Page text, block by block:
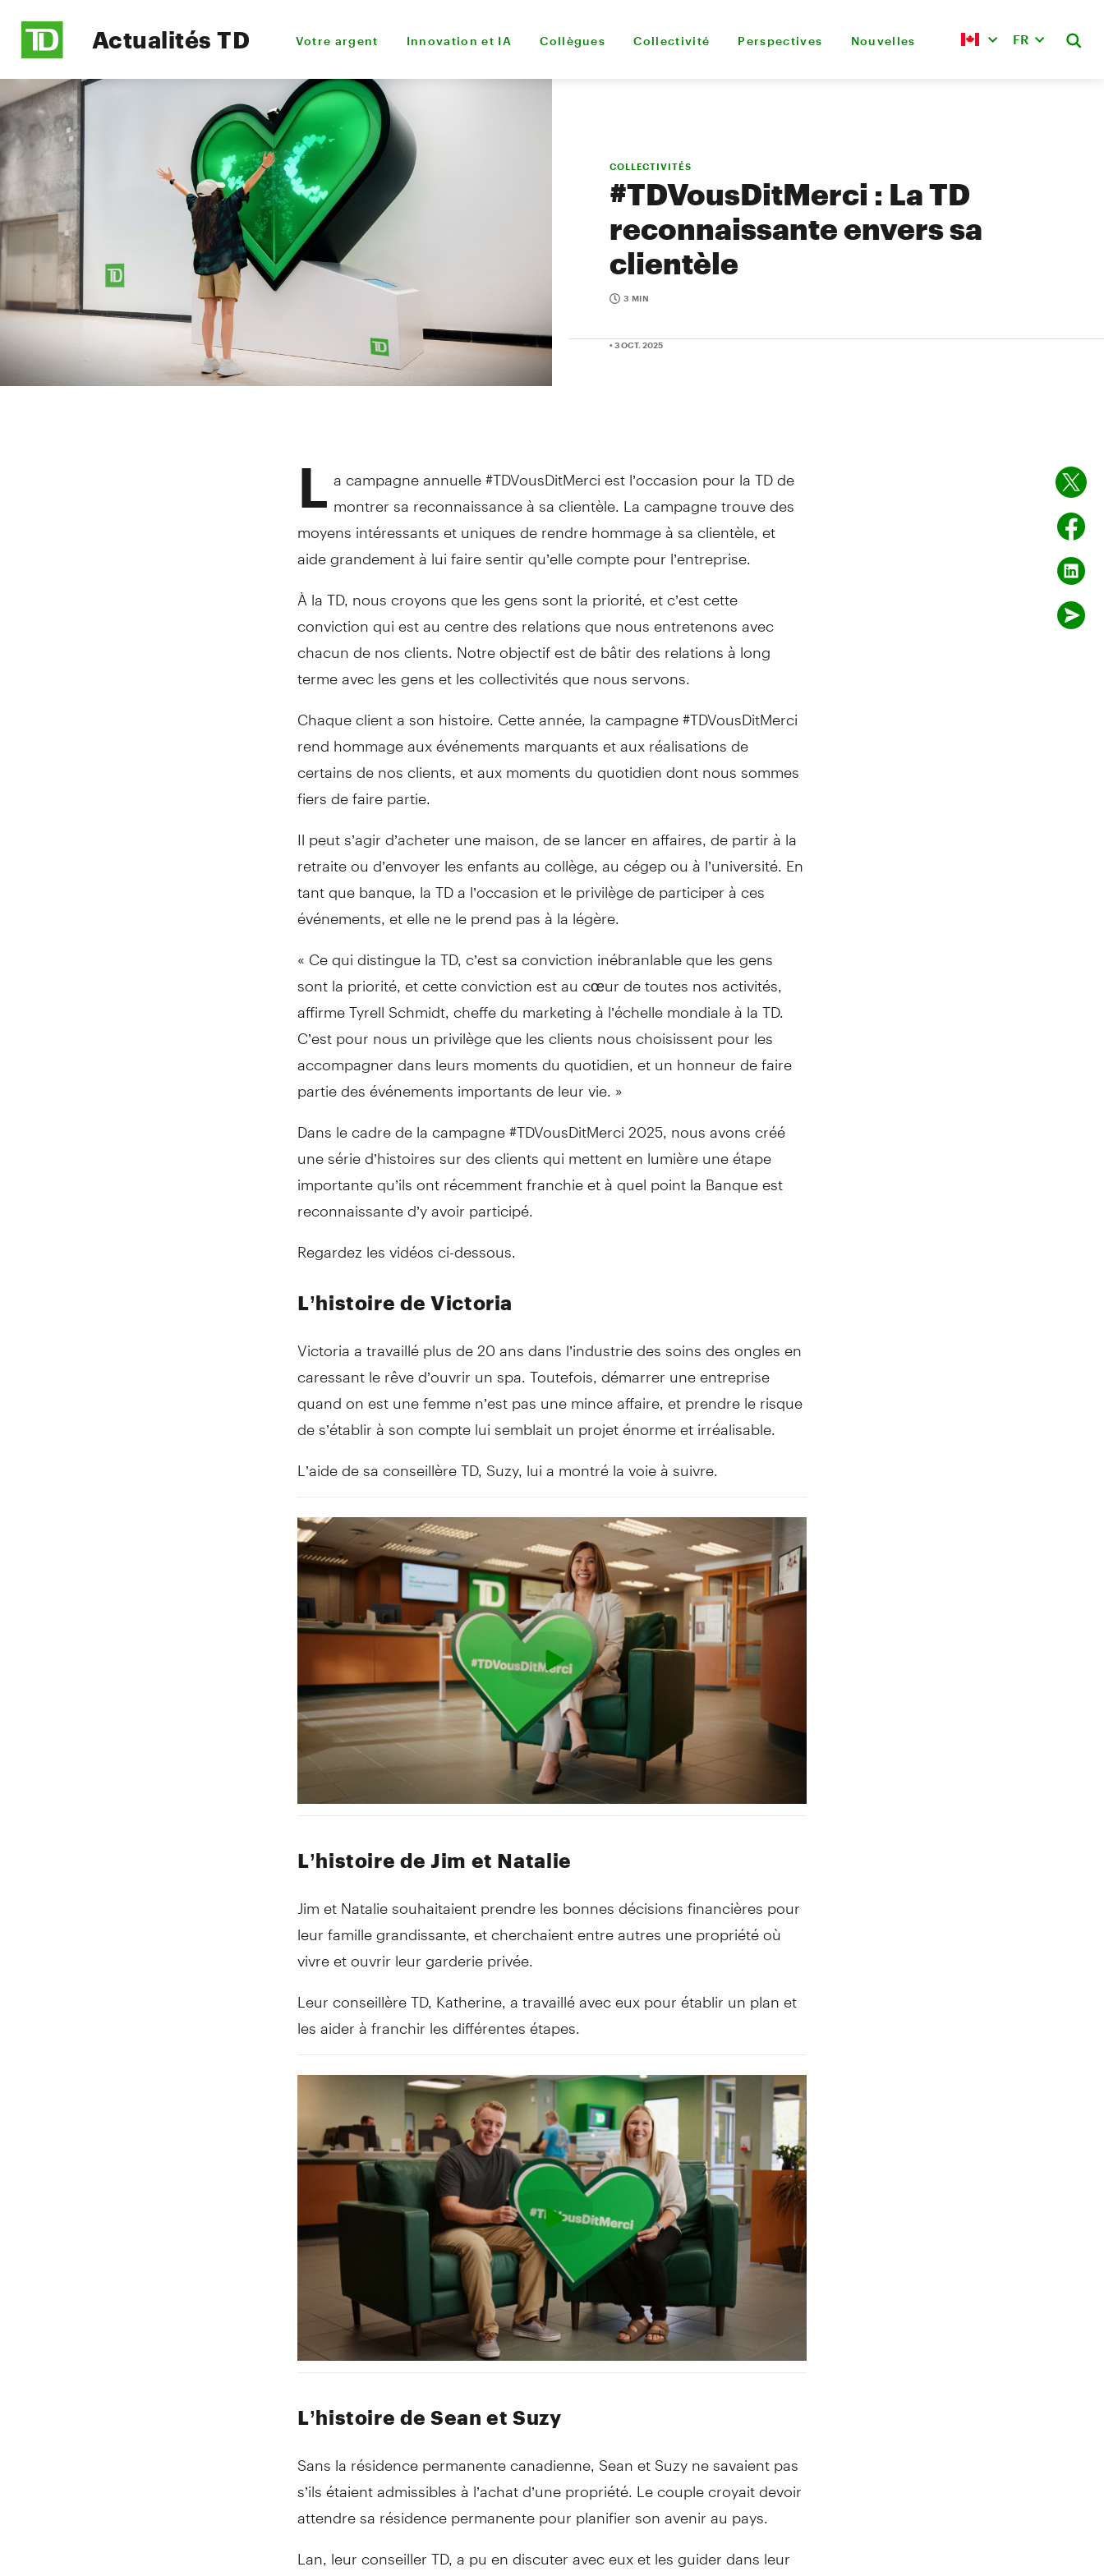
Actualités TD Votre argent Innovation et IA Collègues Collectivité Perspectives Nouvelles FR
COLLECTIVITÉS
#TDVousDitMerci : La TD
reconnaissante envers sa
clientèle
3 MIN
• 3 OCT. 2025
L a campagne annuelle #TDVousDitMerci est l’occasion pour la TD de
montrer sa reconnaissance à sa clientèle. La campagne trouve des
moyens intéressants et uniques de rendre hommage à sa clientèle, et
aide grandement à lui faire sentir qu’elle compte pour l’entreprise.
À la TD, nous croyons que les gens sont la priorité, et c’est cette
conviction qui est au centre des relations que nous entretenons avec
chacun de nos clients. Notre objectif est de bâtir des relations à long
terme avec les gens et les collectivités que nous servons.
Chaque client a son histoire. Cette année, la campagne #TDVousDitMerci
rend hommage aux événements marquants et aux réalisations de
certains de nos clients, et aux moments du quotidien dont nous sommes
fiers de faire partie.
Il peut s’agir d’acheter une maison, de se lancer en affaires, de partir à la
retraite ou d’envoyer les enfants au collège, au cégep ou à l’université. En
tant que banque, la TD a l’occasion et le privilège de participer à ces
événements, et elle ne le prend pas à la légère.
« Ce qui distingue la TD, c’est sa conviction inébranlable que les gens
sont la priorité, et cette conviction est au cœur de toutes nos activités,
affirme Tyrell Schmidt, cheffe du marketing à l’échelle mondiale à la TD.
C’est pour nous un privilège que les clients nous choisissent pour les
accompagner dans leurs moments du quotidien, et un honneur de faire
partie des événements importants de leur vie. »
Dans le cadre de la campagne #TDVousDitMerci 2025, nous avons créé
une série d’histoires sur des clients qui mettent en lumière une étape
importante qu’ils ont récemment franchie et à quel point la Banque est
reconnaissante d’y avoir participé.
Regardez les vidéos ci-dessous.
L’histoire de Victoria
Victoria a travaillé plus de 20 ans dans l’industrie des soins des ongles en
caressant le rêve d’ouvrir un spa. Toutefois, démarrer une entreprise
quand on est une femme n’est pas une mince affaire, et prendre le risque
de s’établir à son compte lui semblait un projet énorme et irréalisable.
L’aide de sa conseillère TD, Suzy, lui a montré la voie à suivre.
L’histoire de Jim et Natalie
Jim et Natalie souhaitaient prendre les bonnes décisions financières pour
leur famille grandissante, et cherchaient entre autres une propriété où
vivre et ouvrir leur garderie privée.
Leur conseillère TD, Katherine, a travaillé avec eux pour établir un plan et
les aider à franchir les différentes étapes.
L’histoire de Sean et Suzy
Sans la résidence permanente canadienne, Sean et Suzy ne savaient pas
s’ils étaient admissibles à l’achat d’une propriété. Le couple croyait devoir
attendre sa résidence permanente pour planifier son avenir au pays.
Lan, leur conseiller TD, a pu en discuter avec eux et les guider dans leur